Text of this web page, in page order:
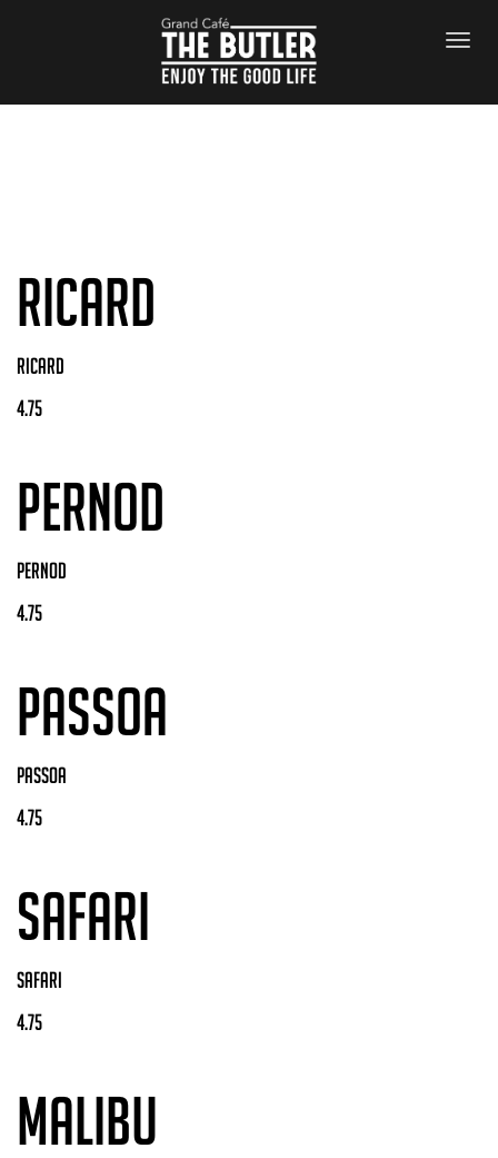
RICARD
RICARD
4.75
PERNOD
PERNOD
4.75
PASSOA
PASSOA
4.75
SAFARI
SAFARI
4.75
MALIBU